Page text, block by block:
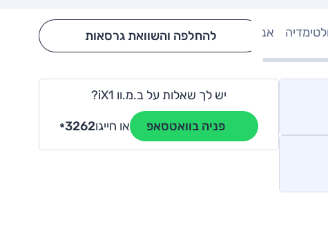
אבזור Hide config section
להחלפה והשוואת גרסאות
יש לך שאלות על ב.מ.וו iX1?
פניה בוואטסאפ או חייגו *3262